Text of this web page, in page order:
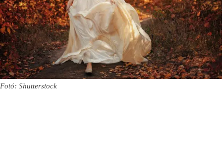
Fotó: Shutterstock